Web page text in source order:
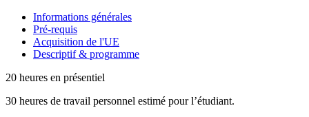
Informations générales
Pré-requis
Acquisition de l'UE
Descriptif & programme
20 heures en présentiel
30 heures de travail personnel estimé pour l’étudiant.